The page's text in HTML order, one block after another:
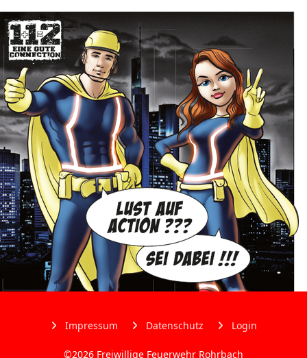
Impressum Datenschutz Login
©2026 Freiwillige Feuerwehr Rohrbach